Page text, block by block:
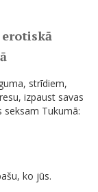
erotiskā
strīdiem,
izpaust savas
Tukumā:
ko jūs.